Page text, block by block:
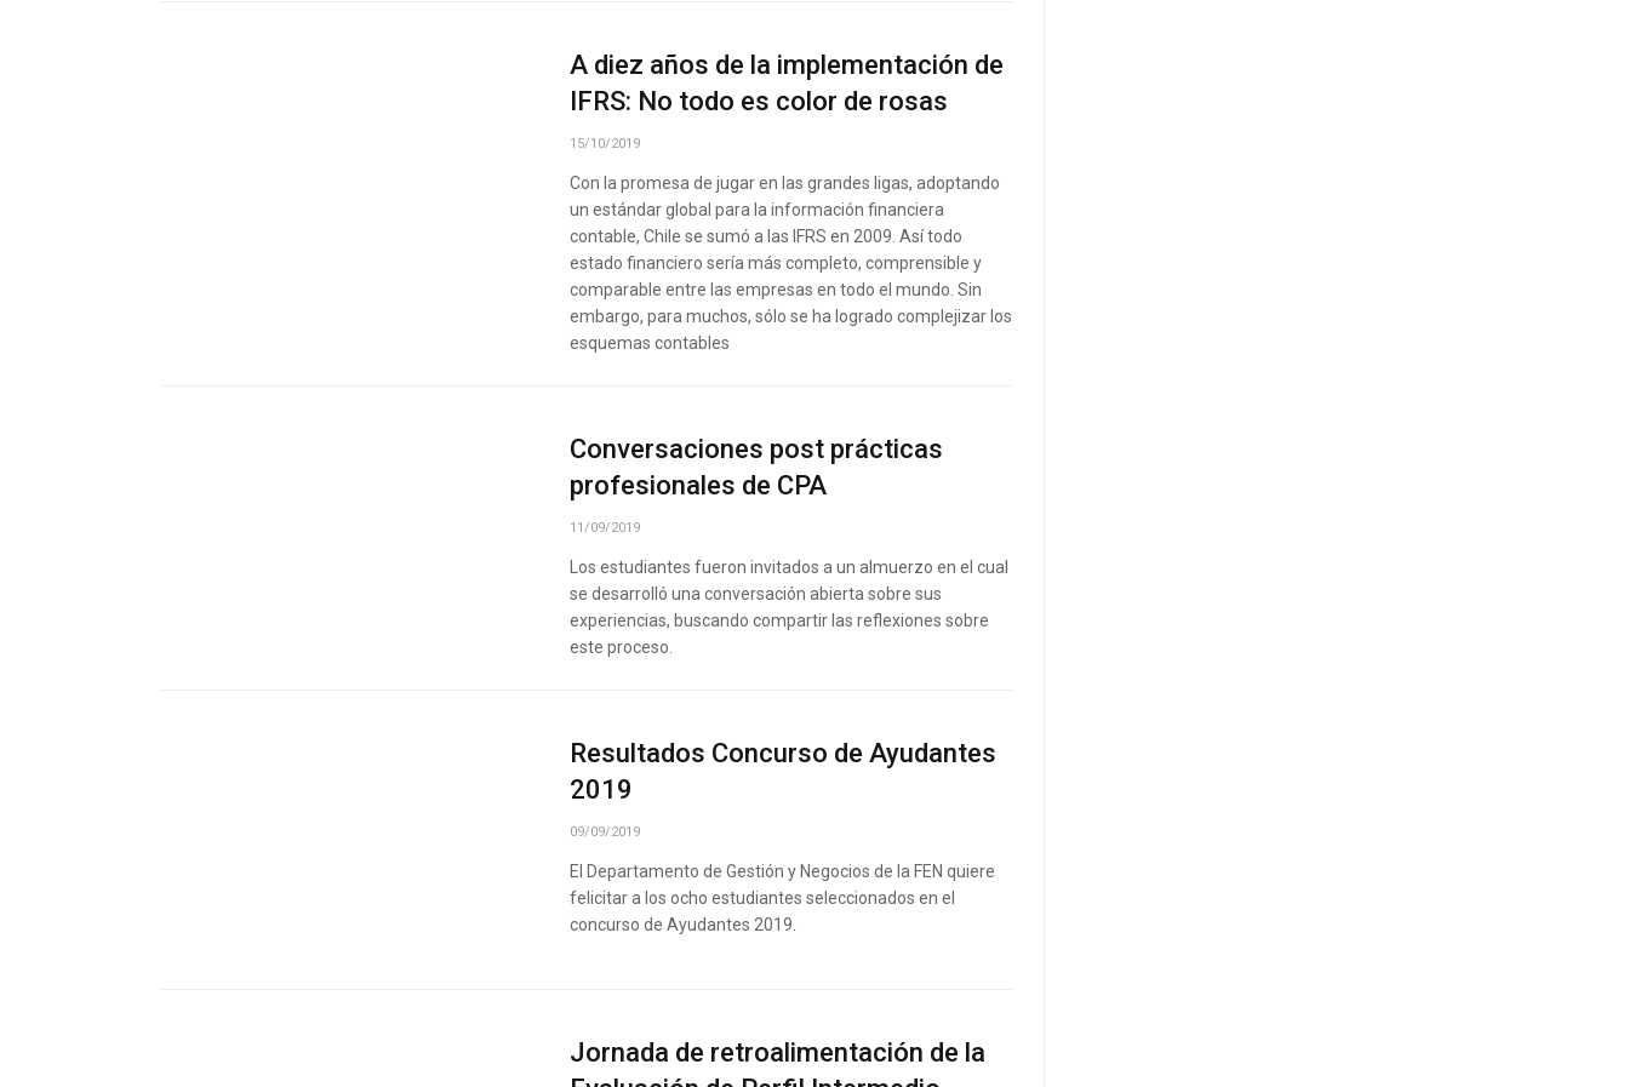
A diez años de la implementación de
IFRS: No todo es color de rosas
15/10/2019
Con la promesa de jugar en las grandes ligas, adoptando
un estándar global para la información financiera
contable, Chile se sumó a las IFRS en 2009. Así todo
estado financiero sería más completo, comprensible y
comparable entre las empresas en todo el mundo. Sin
embargo, para muchos, sólo se ha logrado complejizar los
esquemas contables
Conversaciones post prácticas
profesionales de CPA
11/09/2019
Los estudiantes fueron invitados a un almuerzo en el cual
se desarrolló una conversación abierta sobre sus
experiencias, buscando compartir las reflexiones sobre
este proceso.
Resultados Concurso de Ayudantes
2019
09/09/2019
El Departamento de Gestión y Negocios de la FEN quiere
felicitar a los ocho estudiantes seleccionados en el
concurso de Ayudantes 2019.
Jornada de retroalimentación de la